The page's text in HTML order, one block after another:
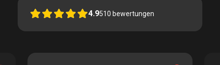
4.9510 bewertungen